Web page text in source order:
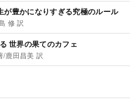
豊かになりすぎる究極のルール
修 訳
世界の果てのカフェ
/鹿田昌美 訳